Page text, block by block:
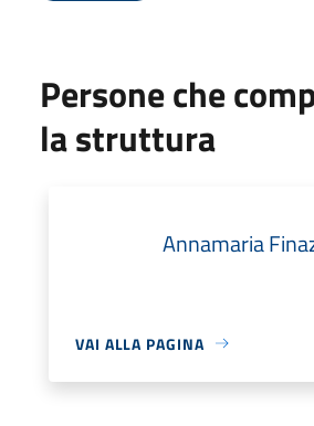
Persone che
la struttura
Annamaria
VAI ALLA PAGINA